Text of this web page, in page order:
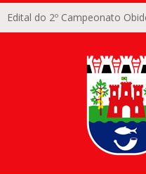
Edital do 2º Campeonato